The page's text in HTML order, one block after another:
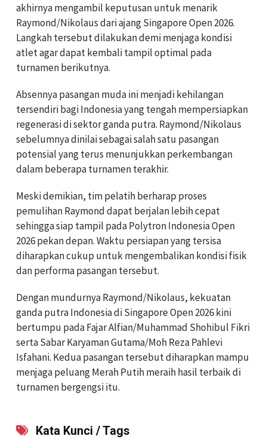
akhirnya mengambil keputusan untuk menarik
Raymond/Nikolaus dari ajang Singapore Open 2026.
Langkah tersebut dilakukan demi menjaga kondisi
atlet agar dapat kembali tampil optimal pada
turnamen berikutnya.
Absennya pasangan muda ini menjadi kehilangan
tersendiri bagi Indonesia yang tengah mempersiapkan
regenerasi di sektor ganda putra. Raymond/Nikolaus
sebelumnya dinilai sebagai salah satu pasangan
potensial yang terus menunjukkan perkembangan
dalam beberapa turnamen terakhir.
Meski demikian, tim pelatih berharap proses
pemulihan Raymond dapat berjalan lebih cepat
sehingga siap tampil pada Polytron Indonesia Open
2026 pekan depan. Waktu persiapan yang tersisa
diharapkan cukup untuk mengembalikan kondisi fisik
dan performa pasangan tersebut.
Dengan mundurnya Raymond/Nikolaus, kekuatan
ganda putra Indonesia di Singapore Open 2026 kini
bertumpu pada Fajar Alfian/Muhammad Shohibul Fikri
serta Sabar Karyaman Gutama/Moh Reza Pahlevi
Isfahani. Kedua pasangan tersebut diharapkan mampu
menjaga peluang Merah Putih meraih hasil terbaik di
turnamen bergengsi itu.
Kata Kunci / Tags